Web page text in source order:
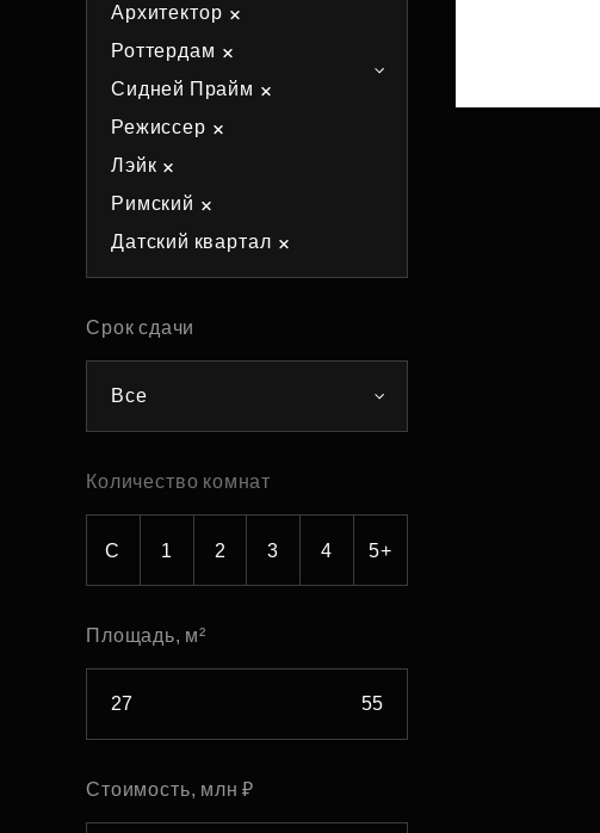
Архитектор
Роттердам
Сидней Прайм
Режиссер
Лэйк
Римский
Датский квартал
Срок сдачи
Все
Количество комнат
С 1 2 3 4 5+
Площадь, м²
Стоимость, млн ₽